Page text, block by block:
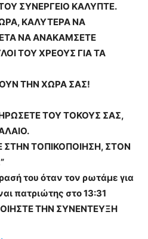
ΣΥΝΕΡΓΕΙΟ ΚΑΛΥΠΤΕ.
ΚΑΛΥΤΕΡΑ ΝΑ
ΝΑ ΑΝΑΚΑΜΣΕΤΕ
ΤΟΥ ΧΡΕΟΥΣ ΓΙΑ ΤΑ
ΤΗΝ ΧΩΡΑ ΣΑΣ!
ΤΟΥ ΤΟΚΟΥΣ ΣΑΣ,
ΣΤΗΝ ΤΟΠΙΚΟΠΟΙΗΣΗ, ΣΤΟΝ
του όταν τον ρωτάμε για
πατριώτης στο 13:31
ΤΗΝ ΣΥΝΕΝΤΕΥΞΗ